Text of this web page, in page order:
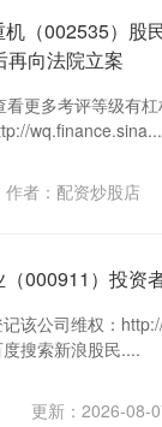
（002535）股
再向法院立案
更多考评等级有
作者：配资炒股店
000911）投资
该公司维权：
搜索新浪股民....
更新：2026-08-